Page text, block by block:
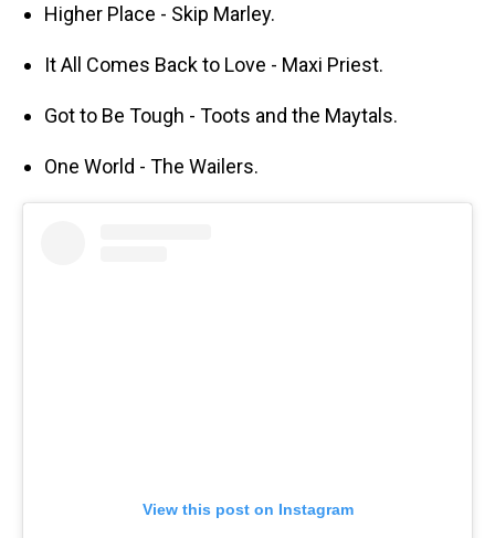
Higher Place - Skip Marley.
It All Comes Back to Love - Maxi Priest.
Got to Be Tough - Toots and the Maytals.
One World - The Wailers.
View this post on Instagram